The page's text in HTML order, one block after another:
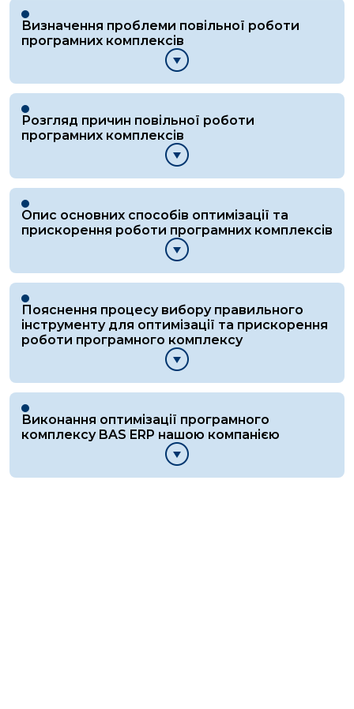
Визначення проблеми повільної роботи
програмних комплексів
Розгляд причин повільної роботи
програмних комплексів
Опис основних способів оптимізації та
прискорення роботи програмних комплексів
Пояснення процесу вибору правильного
інструменту для оптимізації та прискорення
роботи програмного комплексу
Виконання оптимізації програмного
комплексу BAS ERP нашою компанією